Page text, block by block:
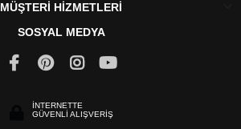
MÜŞTERİ HİZMETLERİ
SOSYAL MEDYA
İNTERNETTE
GÜVENLİ ALIŞVERİŞ